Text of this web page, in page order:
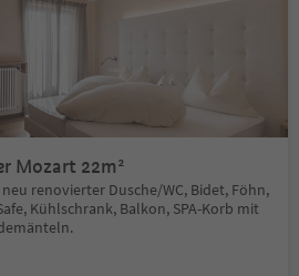
Mozart 22m²
renovierter Dusche/WC, Bidet, Föhn,
Kühlschrank, Balkon, SPA-Korb mit